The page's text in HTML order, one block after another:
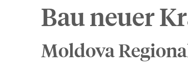
Bau neuer
Moldova